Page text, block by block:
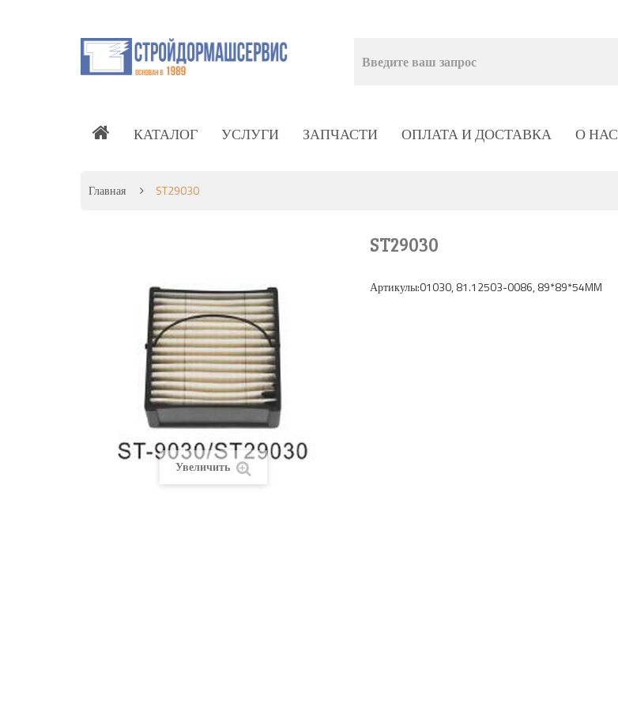
КАТАЛОГ УСЛУГИ ЗАПЧАСТИ ОПЛАТА И ДОСТАВКА О НАС
Главная ST29030
Увеличить
ST29030
Артикулы:01030, 81.12503-0086, 89*89*54MM